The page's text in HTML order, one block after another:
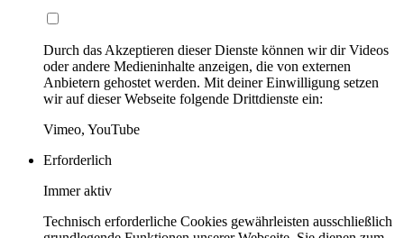
Durch das Akzeptieren dieser Dienste können wir dir Videos
oder andere Medieninhalte anzeigen, die von externen
Anbietern gehostet werden. Mit deiner Einwilligung setzen
wir auf dieser Webseite folgende Drittdienste ein:
Vimeo, YouTube
Erforderlich
Immer aktiv
Technisch erforderliche Cookies gewährleisten ausschließlich